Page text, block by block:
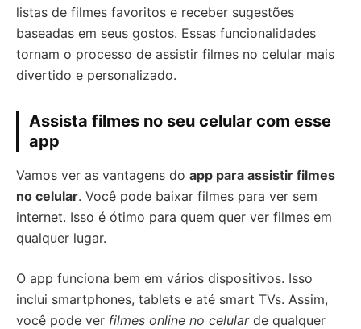
listas de filmes favoritos e receber sugestões
baseadas em seus gostos. Essas funcionalidades
tornam o processo de assistir filmes no celular mais
divertido e personalizado.
Assista filmes no seu celular com esse
app
Vamos ver as vantagens do app para assistir filmes
no celular. Você pode baixar filmes para ver sem
internet. Isso é ótimo para quem quer ver filmes em
qualquer lugar.
O app funciona bem em vários dispositivos. Isso
inclui smartphones, tablets e até smart TVs. Assim,
você pode ver filmes online no celularde qualquer